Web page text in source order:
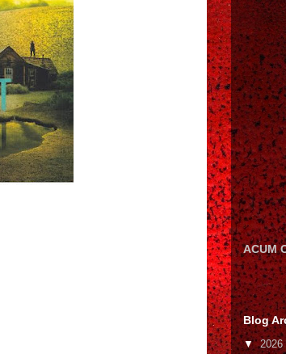
ACUM
Blog
▼2026